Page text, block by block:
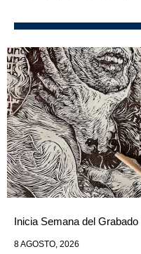
Inicia Semana del
8 AGOSTO, 2026